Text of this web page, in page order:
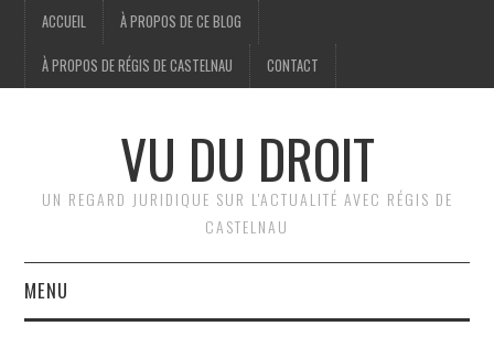
ACCUEIL À PROPOS DE CE BLOG
À PROPOS DE RÉGIS DE CASTELNAU CONTACT
VU DU DROIT
UN REGARD JURIDIQUE SUR L'ACTUALITÉ AVEC RÉGIS DE
CASTELNAU
MENU